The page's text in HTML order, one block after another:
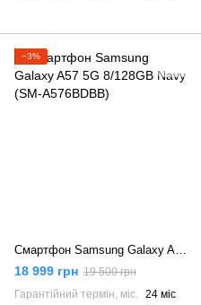
−3%
18 999 грн 19 500 грн
Гарантійний термін, міс.
24 міс